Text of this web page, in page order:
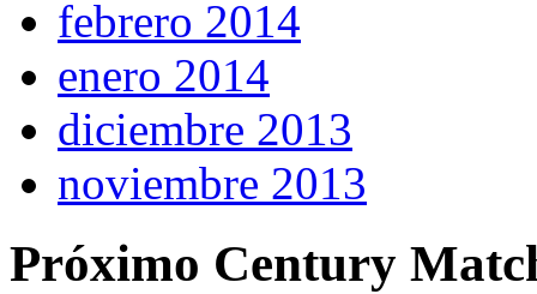
febrero 2014
enero 2014
diciembre 2013
noviembre 2013
Próximo Century